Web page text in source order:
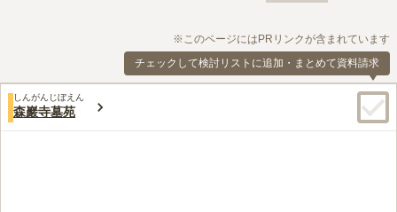
※このページにはPRリンクが含まれています
チェックして検討リストに追加・まとめて資料請求
しんがんじぼえん
森巖寺墓苑